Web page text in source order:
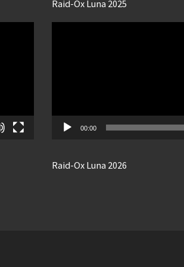
Raid-Ox Luna 2025
00:00
Raid-Ox Luna 2026